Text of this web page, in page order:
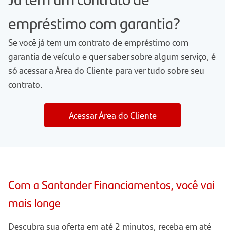
empréstimo com garantia?
Se você já tem um contrato de empréstimo com
garantia de veículo e quer saber sobre algum serviço, é
só acessar a Área do Cliente para ver tudo sobre seu
contrato.
Acessar Área do Cliente
Com a Santander Financiamentos, você vai
mais longe
Descubra sua oferta em até 2 minutos, receba em até